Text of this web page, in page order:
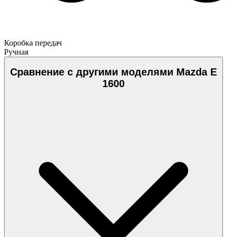
Коробка передач
Ручная
Сравнение с другими моделями Mazda E
1600